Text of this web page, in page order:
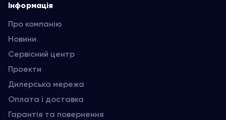
Інформація
Про компанію
Новини
Сервісний центр
Проекти
Дилерська мережа
Оплата і доставка
Гарантія та повернення